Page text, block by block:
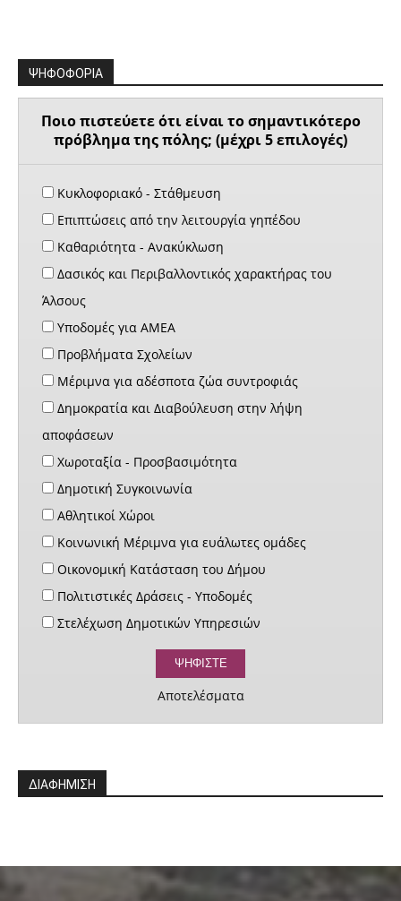
ΨΗΦΟΦΟΡΙΑ
Ποιο πιστεύετε ότι είναι το σημαντικότερο
πρόβλημα της πόλης; (μέχρι 5 επιλογές)
Κυκλοφοριακό - Στάθμευση
Επιπτώσεις από την λειτουργία γηπέδου
Καθαριότητα - Ανακύκλωση
Δασικός και Περιβαλλοντικός χαρακτήρας του
Άλσους
Υποδομές για ΑΜΕΑ
Προβλήματα Σχολείων
Μέριμνα για αδέσποτα ζώα συντροφιάς
Δημοκρατία και Διαβούλευση στην λήψη
αποφάσεων
Χωροταξία - Προσβασιμότητα
Δημοτική Συγκοινωνία
Αθλητικοί Χώροι
Κοινωνική Μέριμνα για ευάλωτες ομάδες
Οικονομική Κατάσταση του Δήμου
Πολιτιστικές Δράσεις - Υποδομές
Στελέχωση Δημοτικών Υπηρεσιών
Αποτελέσματα
ΔΙΑΦΗΜΙΣΗ